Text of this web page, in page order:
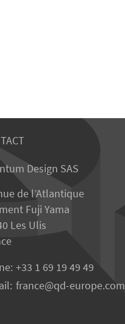
Design SAS
de l’Atlantique
Fuji Yama
Les Ulis
+33 1 69 19 49 49
france qd-europe.com